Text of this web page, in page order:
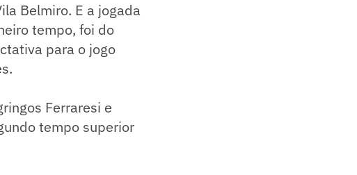
Belmiro. E a jogada
tempo, foi do
para o jogo
Ferraresi e
tempo superior